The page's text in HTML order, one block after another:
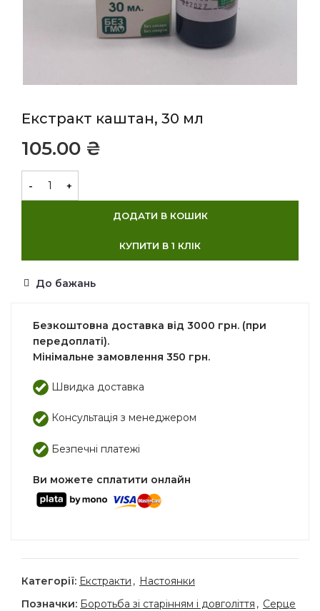
Екстракт каштан, 30 мл
₴
ДОДАТИ В КОШИК
КУПИТИ В 1 КЛІК
Безкоштовна доставка від 3000 грн. (при
передоплаті).
Мінімальне замовлення 350 грн.
Швидка доставка
Консультація з менеджером
Безпечні платежі
Ви можете сплатити онлайн
До бажань
Категорії: Екстракти , Настоянки
Позначки: Боротьба зі старінням і довголіття , Серце